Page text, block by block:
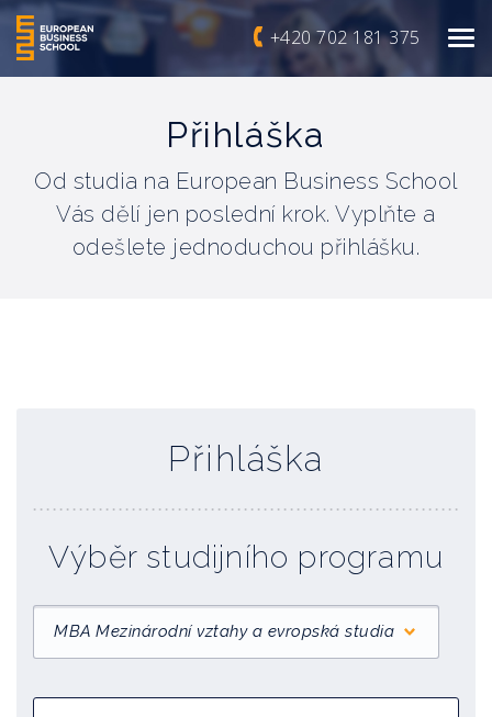
+420 702 181 375
Přihláška
Od studia na European Business School
Vás dělí jen poslední krok. Vyplňte a
odešlete jednoduchou přihlášku.
Přihláška
Výběr studijního programu
MBA Mezinárodní vztahy a evropská studia